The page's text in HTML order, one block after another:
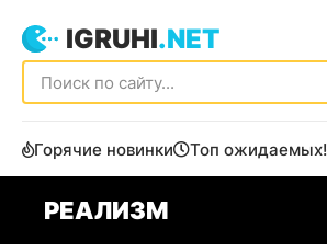
IGRUHI.NET
Горячие новинки Топ ожидаемых!
РЕАЛИЗМ